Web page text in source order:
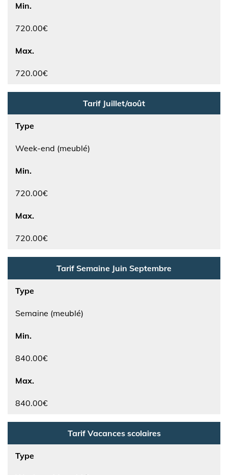
Min.
720.00€
Max.
720.00€
Tarif Juillet/août
Type
Week-end (meublé)
Min.
720.00€
Max.
720.00€
Tarif Semaine Juin Septembre
Type
Semaine (meublé)
Min.
840.00€
Max.
840.00€
Tarif Vacances scolaires
Type